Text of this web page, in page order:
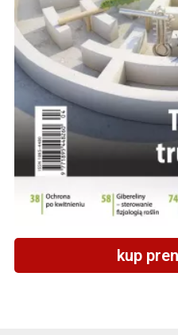
kup